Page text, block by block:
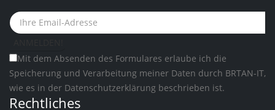
Mit dem Absenden des Formulares erlaube ich die
Speicherung und Verarbeitung meiner Daten durch BRTAN-IT,
wie es in der Datenschutzerklärung beschrieben ist.
Rechtliches